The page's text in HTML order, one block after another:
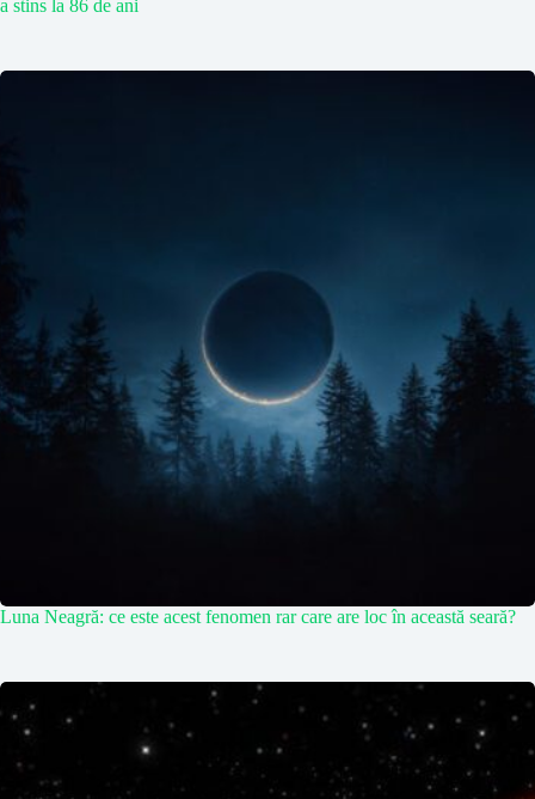
a stins la 86 de ani
Luna Neagră: ce este acest fenomen rar care are loc în această seară?